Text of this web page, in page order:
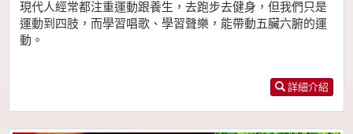
現代人經常都注重運動跟養生，去跑步去健身，但我們只是
運動到四肢，而學習唱歌、學習聲樂，能帶動五臟六腑的運
動。
詳細介紹